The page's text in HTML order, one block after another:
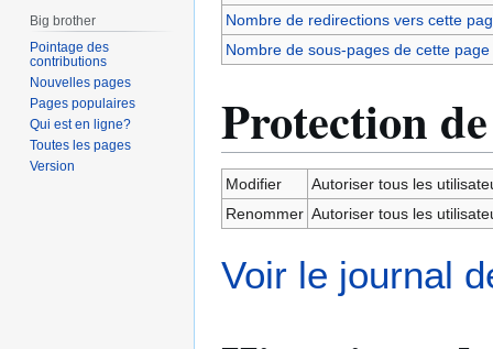
Nombre de redirections vers cette
Nombre de sous-pages de cette page
Protection
Modifier
Autoriser tous les
Renommer Autoriser tous les
Voir le journal
Big brother
Pointage des
contributions
Nouvelles pages
Pages populaires
Qui est en ligne?
Toutes les pages
Version